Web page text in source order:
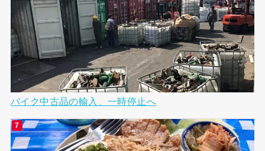
バイク中古品の輸入、一時停止へ